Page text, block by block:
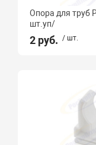
Опора для труб
шт.уп/
2 руб. / шт.